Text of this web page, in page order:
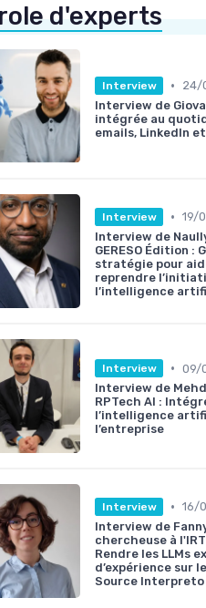
d'experts
Interview •
24/
Interview de
intégrée au
emails, LinkedIn
Interview • 19/
Interview de
GERESO Édition :
stratégie pour
reprendre
l’intelligence
Interview • 09/
Interview de
RPTech AI :
l’intelligence
l’entreprise
Interview • 16/
Interview de
chercheuse à
Rendre les LLMs
d’expérience sur
Source Interpreto